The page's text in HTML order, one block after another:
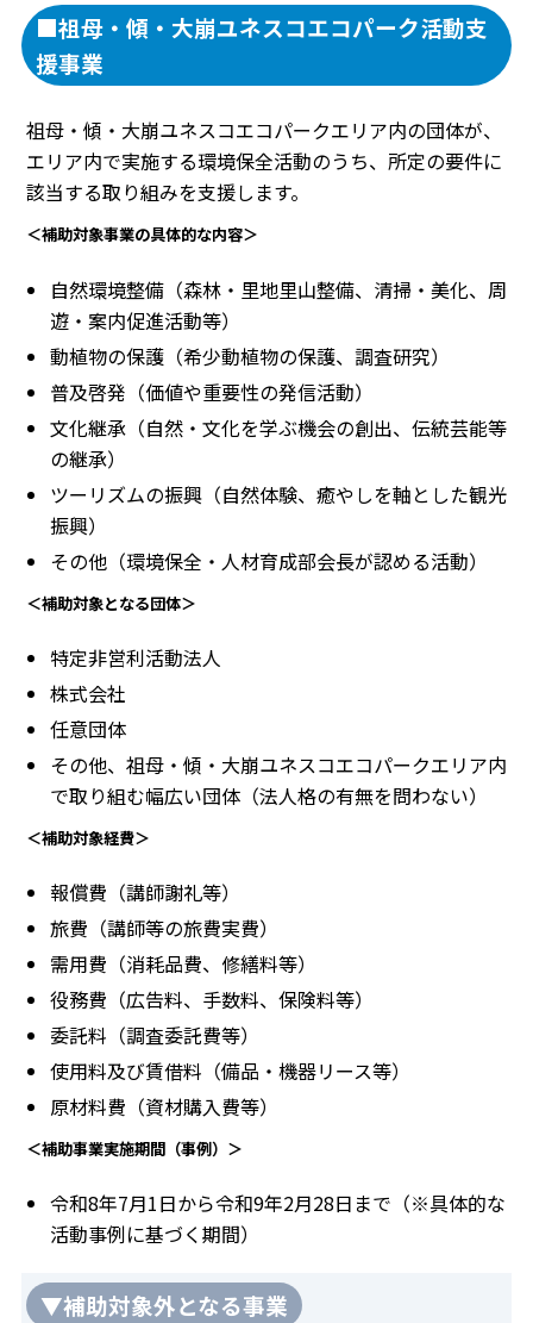
■祖母・傾・大崩ユネスコエコパーク活動支
援事業
祖母・傾・大崩ユネスコエコパークエリア内の団体が、
エリア内で実施する環境保全活動のうち、所定の要件に
該当する取り組みを支援します。
＜補助対象事業の具体的な内容＞
自然環境整備（森林・里地里山整備、清掃・美化、周
遊・案内促進活動等）
動植物の保護（希少動植物の保護、調査研究）
普及啓発（価値や重要性の発信活動）
文化継承（自然・文化を学ぶ機会の創出、伝統芸能等
の継承）
ツーリズムの振興（自然体験、癒やしを軸とした観光
振興）
その他（環境保全・人材育成部会長が認める活動）
＜補助対象となる団体＞
特定非営利活動法人
株式会社
任意団体
その他、祖母・傾・大崩ユネスコエコパークエリア内
で取り組む幅広い団体（法人格の有無を問わない）
＜補助対象経費＞
報償費（講師謝礼等）
旅費（講師等の旅費実費）
需用費（消耗品費、修繕料等）
役務費（広告料、手数料、保険料等）
委託料（調査委託費等）
使用料及び賃借料（備品・機器リース等）
原材料費（資材購入費等）
＜補助事業実施期間（事例）＞
令和8年7月1日から令和9年2月28日まで（※具体的な
活動事例に基づく期間）
▼補助対象外となる事業